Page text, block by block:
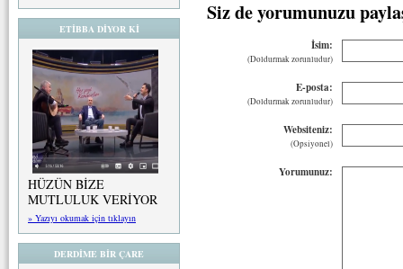
ETİBBA DİYOR Kİ
HÜZÜN BİZE
MUTLULUK VERİYOR
» Yazıyı okumak için tıklayın
DERDİME BİR ÇARE
Siz de yorumunuzu
İsim:
(Doldurmak zorunludur)
E-posta:
(Doldurmak zorunludur)
Websiteniz:
(Opsiyonel)
Yorumunuz: